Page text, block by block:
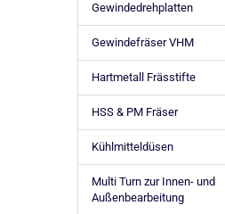
Gewindedrehplatten
Gewindefräser VHM
Hartmetall Frässtifte
HSS & PM Fräser
Kühlmitteldüsen
Multi Turn zur Innen- und
Außenbearbeitung